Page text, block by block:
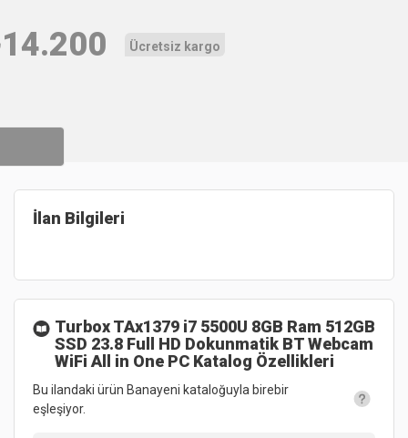
14.200 Ücretsiz kargo
İlan Bilgileri
Turbox TAx1379 i7 5500U 8GB Ram 512GB
SSD 23.8 Full HD Dokunmatik BT Webcam
WiFi All in One PC Katalog Özellikleri
Bu ilandaki ürün Banayeni kataloğuyla birebir
eşleşiyor.